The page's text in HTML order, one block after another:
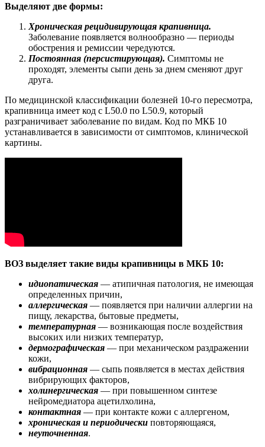
Выделяют две формы:
Хроническая рецидивирующая крапивница.
Заболевание появляется волнообразно — периоды
обострения и ремиссии чередуются.
Постоянная (персистирующая). Симптомы не
проходят, элементы сыпи день за днем сменяют друг
друга.
По медицинской классификации болезней 10-го пересмотра,
крапивница имеет код с L50.0 по L50.9, который
разграничивает заболевание по видам. Код по МКБ 10
устанавливается в зависимости от симптомов, клинической
картины.
ВОЗ выделяет такие виды крапивницы в МКБ 10:
идиопатическая — атипичная патология, не имеющая
определенных причин,
аллергическая — появляется при наличии аллергии на
пищу, лекарства, бытовые предметы,
температурная — возникающая после воздействия
высоких или низких температур,
дермографическая — при механическом раздражении
кожи,
вибрационная — сыпь появляется в местах действия
вибрирующих факторов,
холинергическая — при повышенном синтезе
нейромедиатора ацетилхолина,
контактная — при контакте кожи с аллергеном,
хроническая и периодически повторяющаяся,
неуточненная.